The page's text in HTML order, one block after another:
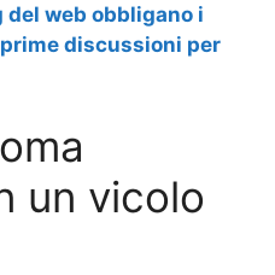
del web obbligano i
discussioni per
un vicolo